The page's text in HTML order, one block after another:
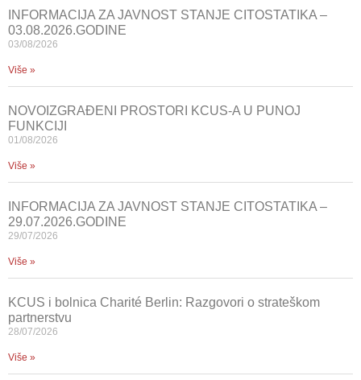
INFORMACIJA ZA JAVNOST STANJE CITOSTATIKA –
03.08.2026.GODINE
03/08/2026
Više »
NOVOIZGRAĐENI PROSTORI KCUS-A U PUNOJ
FUNKCIJI
01/08/2026
Više »
INFORMACIJA ZA JAVNOST STANJE CITOSTATIKA –
29.07.2026.GODINE
29/07/2026
Više »
KCUS i bolnica Charité Berlin: Razgovori o strateškom
partnerstvu
28/07/2026
Više »